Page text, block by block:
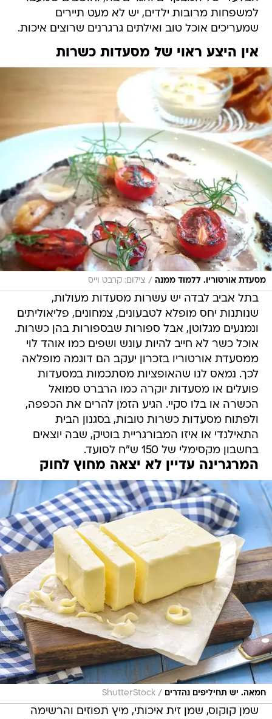
למשפחות מרובות ילדים, יש לא מעט תיירים
שמעריכים אוכל טוב ואילתים גרגרנים שרוצים איכות.
אין היצע ראוי של מסעדות כשרות
מסעדת אורטוריו. ללמוד ממנה / צילום: קרבט וייס
בתל אביב לבדה יש עשרות מסעדות מעולות,
שנותנות יחס מופלא לטבעונים, צמחונים, פליאוליתים
ונמנעים מגלוטן, אבל ספורות שבספורות בהן כשרות.
אוכל כשר לא חייב להיות עונש ושפים כמו אוהד לוי
ממסעדת אורטוריו בזכרון יעקב הם דוגמה מופלאה
לכך. נמאס לנו שהאופציות מסתכמות במסעדות
פועלים או מסעדות יוקרה כמו הרברט סמואל
הכשרה או בלו סקיי. הגיע הזמן להרים את הכפפה,
ולפתוח מסעדות כשרות טובות, בסגנון הבית
התאילנדי או איזו המבורגריית בוטיק, שבה יוצאים
בחשבון מקסימלי של 150 ש"ח לסועד.
המרגרינה עדיין לא יצאה מחוץ לחוק
חמאה. יש תחיליפים נהדרים /
ShutterStock
שמן קוקוס, שמן זית איכותי, מיץ תפוזים והרשימה